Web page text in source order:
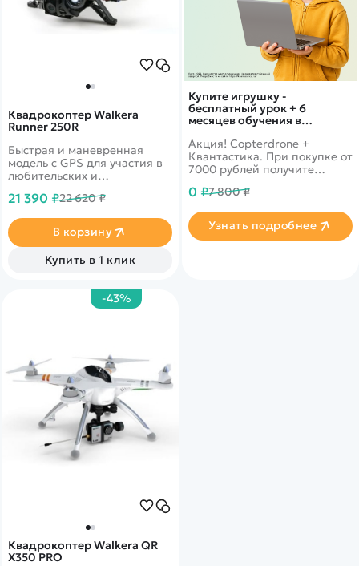
Купите игрушку -
бесплатный урок + 6
месяцев обучения в
Акция! Copterdrone +
Квантастика. При покупке от
7000 рублей получите
нашего партнера
0 ₽7 800 ₽
Узнать подробнее
Квадрокоптер Walkera
Runner 250R
Быстрая и маневренная
модель с GPS для участия в
любительских и
21 390 ₽22 620 ₽
В корзину
Купить в 1 клик
-43%
Квадрокоптер Walkera QR
X350 PRO